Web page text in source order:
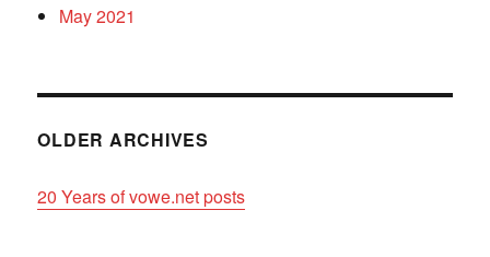
May 2021
OLDER ARCHIVES
20 Years of vowe.net posts